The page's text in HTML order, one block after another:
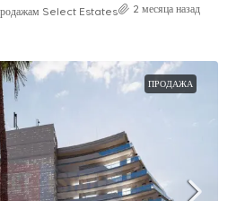
Select Estates 2 месяца назад
ПРОДАЖА